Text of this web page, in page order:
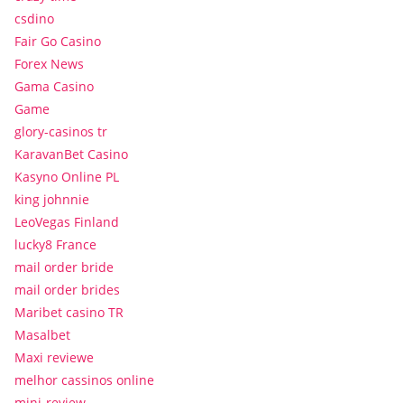
csdino
Fair Go Casino
Forex News
Gama Casino
Game
glory-casinos tr
KaravanBet Casino
Kasyno Online PL
king johnnie
LeoVegas Finland
lucky8 France
mail order bride
mail order brides
Maribet casino TR
Masalbet
Maxi reviewe
melhor cassinos online